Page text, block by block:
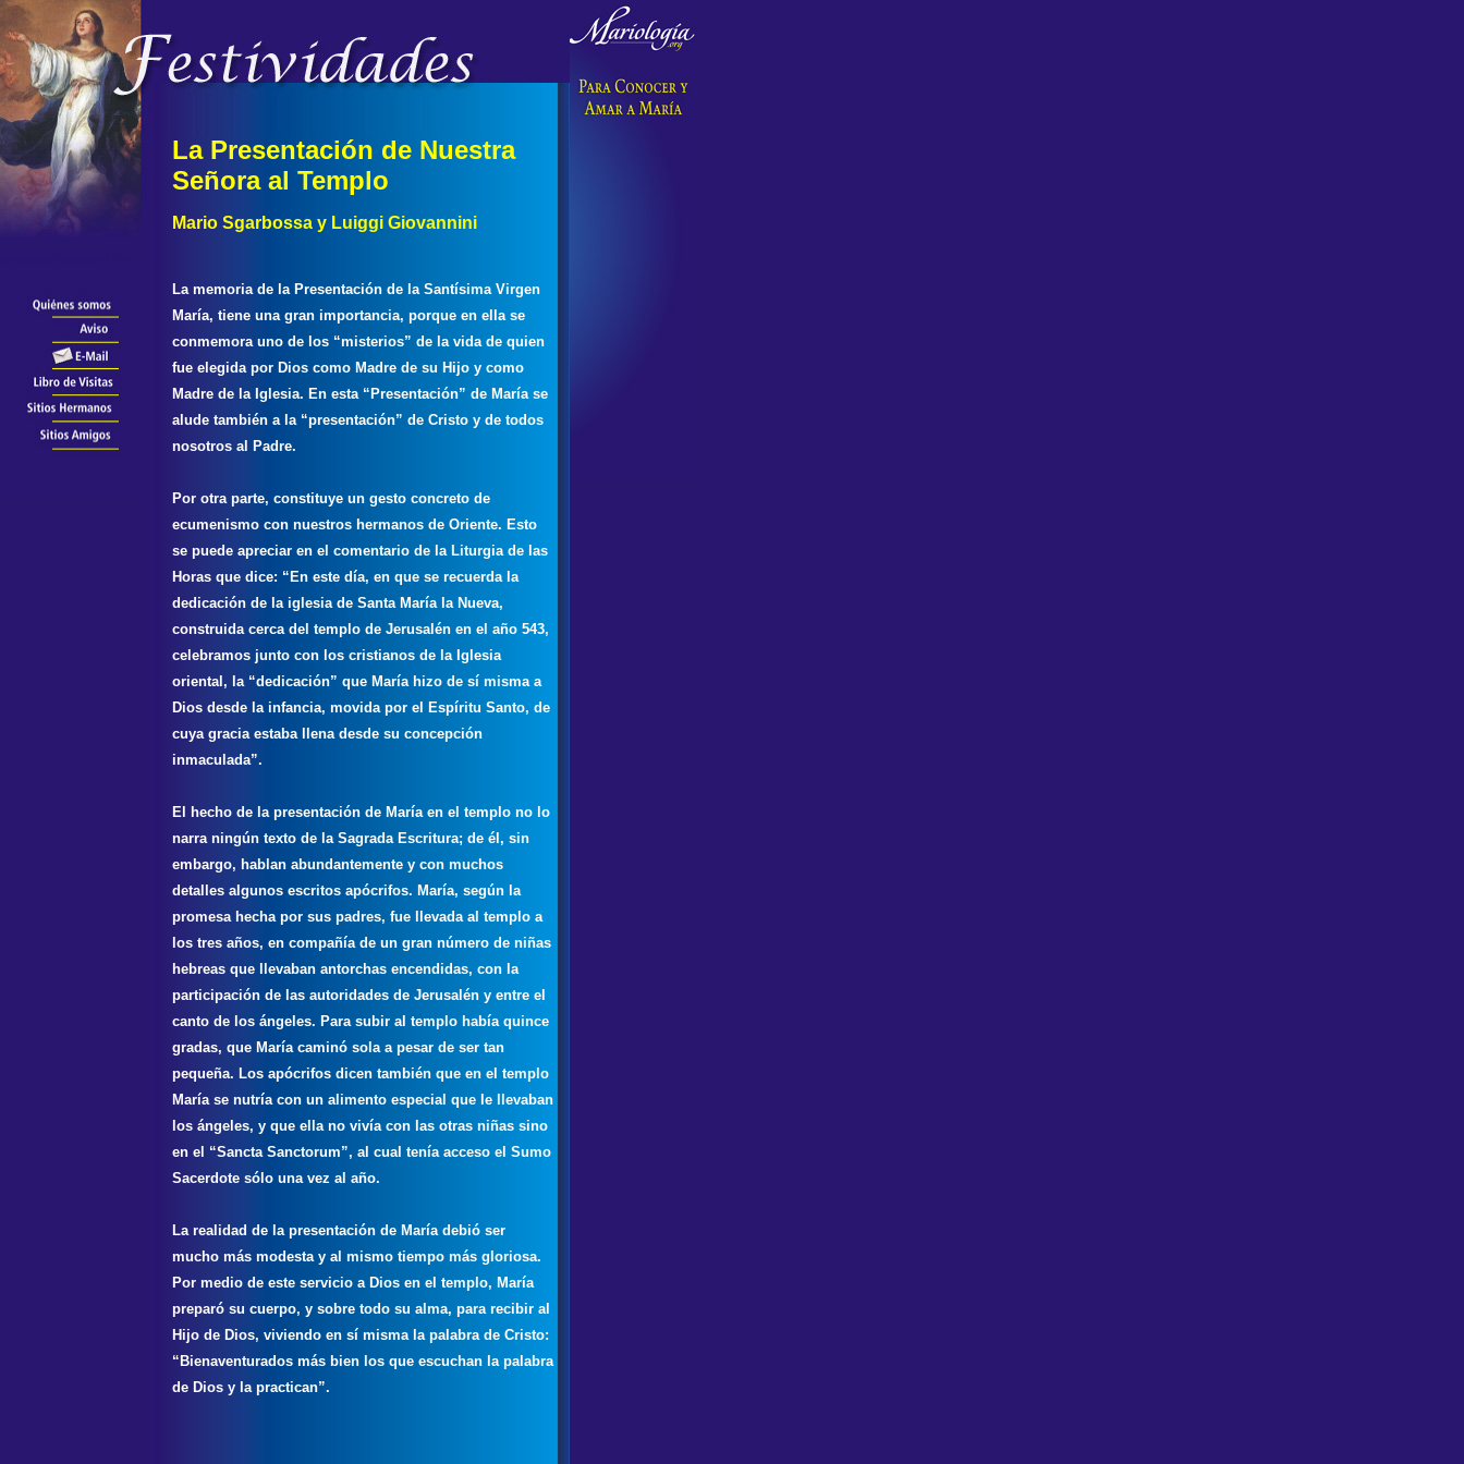
La Presentación de Nuestra
Señora al Templo
Mario Sgarbossa y Luiggi Giovannini
La memoria de la Presentación de la Santísima Virgen
María, tiene una gran importancia, porque en ella se
conmemora uno de los “misterios” de la vida de quien
fue elegida por Dios como Madre de su Hijo y como
Madre de la Iglesia. En esta “Presentación” de María se
alude también a la “presentación” de Cristo y de todos
nosotros al Padre.
Por otra parte, constituye un gesto concreto de
ecumenismo con nuestros hermanos de Oriente. Esto
se puede apreciar en el comentario de la Liturgia de las
Horas que dice: “En este día, en que se recuerda la
dedicación de la iglesia de Santa María la Nueva,
construida cerca del templo de Jerusalén en el año 543,
celebramos junto con los cristianos de la Iglesia
oriental, la “dedicación” que María hizo de sí misma a
Dios desde la infancia, movida por el Espíritu Santo, de
cuya gracia estaba llena desde su concepción
inmaculada”.
El hecho de la presentación de María en el templo no lo
narra ningún texto de la Sagrada Escritura; de él, sin
embargo, hablan abundantemente y con muchos
detalles algunos escritos apócrifos. María, según la
promesa hecha por sus padres, fue llevada al templo a
los tres años, en compañía de un gran número de niñas
hebreas que llevaban antorchas encendidas, con la
participación de las autoridades de Jerusalén y entre el
canto de los ángeles. Para subir al templo había quince
gradas, que María caminó sola a pesar de ser tan
pequeña. Los apócrifos dicen también que en el templo
María se nutría con un alimento especial que le llevaban
los ángeles, y que ella no vivía con las otras niñas sino
en el “Sancta Sanctorum”, al cual tenía acceso el Sumo
Sacerdote sólo una vez al año.
La realidad de la presentación de María debió ser
mucho más modesta y al mismo tiempo más gloriosa.
Por medio de este servicio a Dios en el templo, María
preparó su cuerpo, y sobre todo su alma, para recibir al
Hijo de Dios, viviendo en sí misma la palabra de Cristo:
“Bienaventurados más bien los que escuchan la palabra
de Dios y la practican”.